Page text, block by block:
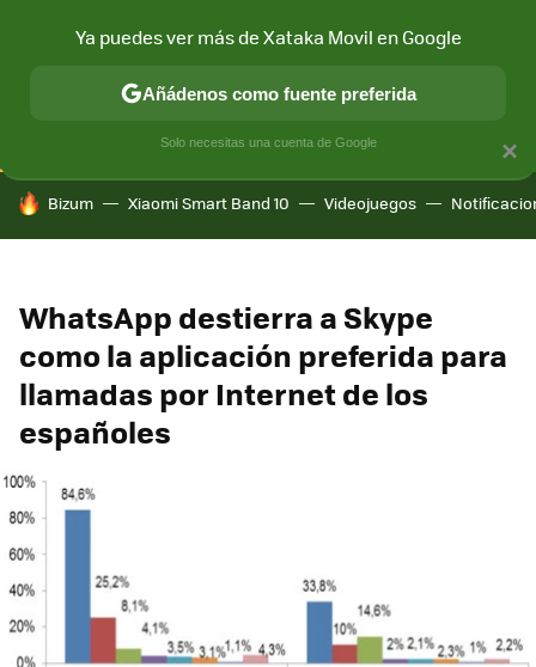
CONECTIVIDAD MÓVIL Y SOCIEDAD APLICACIONES
HOY SE HABLA DE
Bizum Xiaomi Smart Band 10 Videojuegos
WhatsApp destierra a Skype
como la aplicación preferida para
llamadas por Internet de los
españoles
×
Ya puedes ver más de Xataka Movil en Google
Añádenos como fuente preferida
Solo necesitas una cuenta de Google